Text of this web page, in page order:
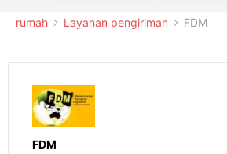
rumah Layanan pengiriman FDM
FDM